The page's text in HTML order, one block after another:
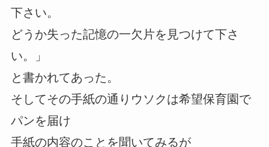
下さい。
どうか失った記憶の一欠片を見つけて下さ
い。」
と書かれてあった。
そしてその手紙の通りウソクは希望保育園で
パンを届け
手紙の内容のことを聞いてみるが